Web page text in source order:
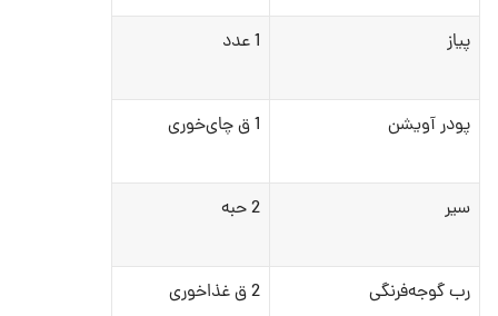
پیاز 1 عدد
پودر آویشن 1 ق چای‌خوری
سیر 2 حبه
رب گوجه‌فرنگی 2 ق غذاخوری